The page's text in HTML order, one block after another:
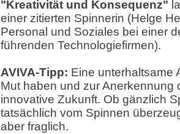
"Kreativität und Konsequenz"
einer zitierten Spinnerin (Helge
Personal und Soziales bei einer
führenden Technologiefirmen).
AVIVA-Tipp: Eine unterhaltsame
Mut haben und zur Anerkennung
innovative Zukunft. Ob gänzlich
tatsächlich vom Spinnen
aber fraglich.